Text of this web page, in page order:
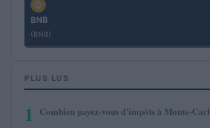
BNB
(BNB)
PLUS LUS
1 Combien payez-vous d’impôts à Monte-